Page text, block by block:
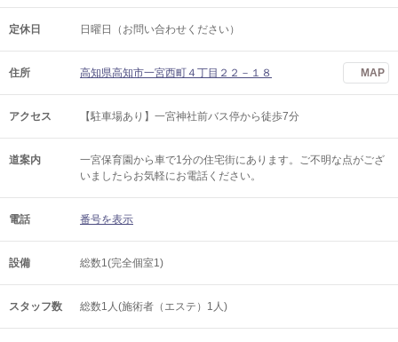
定休日 日曜日（お問い合わせください）
住所 高知県高知市一宮西町４丁目２２－１８ MAP
アクセス 【駐車場あり】一宮神社前バス停から徒歩7分
道案内
一宮保育園から車で1分の住宅街にあります。ご不明な点がござ
いましたらお気軽にお電話ください。
電話 番号を表示
設備 総数1(完全個室1)
スタッフ数 総数1人(施術者（エステ）1人)